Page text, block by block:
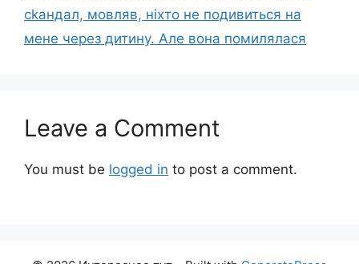
сkандал, мовляв, ніхто не подивиться на
мене через дитину. Але вона помилялася
Leave a Comment
You must be logged in to post a comment.